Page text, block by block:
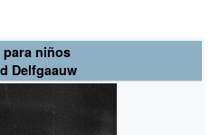
para niños
Delfgaauw